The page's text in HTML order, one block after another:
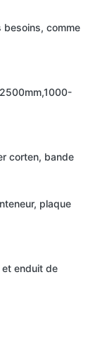
besoins, comme
corten, bande
plaque
et enduit de